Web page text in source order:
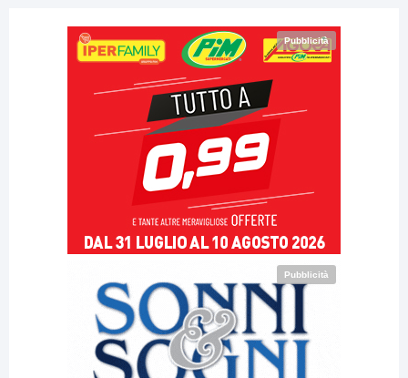
Pubblicità
Pubblicità